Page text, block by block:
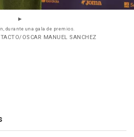
durante una gala de premios.
OSCAR MANUEL SANCHEZ